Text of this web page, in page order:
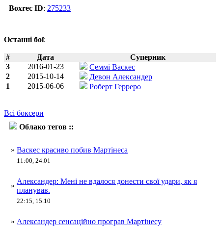
Boxrec ID: 275233
Останні бої:
# Дата
Суперник
3
2016-01-23
Семмі Васкес
2
2015-10-14
Девон Александер
1
2015-06-06 Роберт Герреро
Всі боксери
Облако тегов ::
» Васкес красиво побив Мартінеса
11:00, 24.01
»
Александер: Мені не вдалося донести свої удари, як я
планував.
22:15, 15.10
» Александер сенсаційно програв Мартінесу